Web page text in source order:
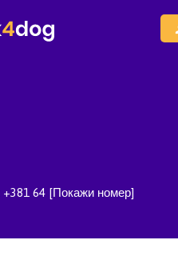
+381 64 [Покажи номер]